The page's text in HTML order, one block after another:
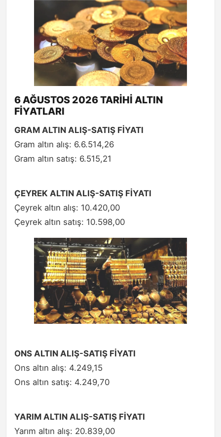
6 AĞUSTOS 2026 TARİHİ ALTIN
FİYATLARI
GRAM ALTIN ALIŞ-SATIŞ FİYATI
Gram altın alış: 6.6.514,26
Gram altın satış: 6.515,21
ÇEYREK ALTIN ALIŞ-SATIŞ FİYATI
Çeyrek altın alış: 10.420,00
Çeyrek altın satış: 10.598,00
ONS ALTIN ALIŞ-SATIŞ FİYATI
Ons altın alış: 4.249,15
Ons altın satış: 4.249,70
YARIM ALTIN ALIŞ-SATIŞ FİYATI
Yarım altın alış: 20.839,00